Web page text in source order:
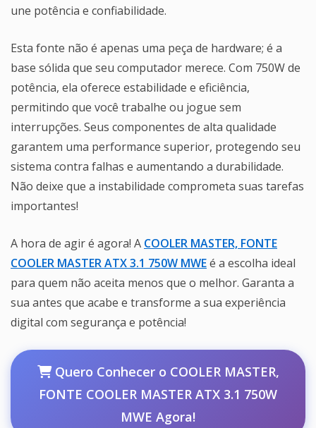
une potência e confiabilidade.
Esta fonte não é apenas uma peça de hardware; é a
base sólida que seu computador merece. Com 750W de
potência, ela oferece estabilidade e eficiência,
permitindo que você trabalhe ou jogue sem
interrupções. Seus componentes de alta qualidade
garantem uma performance superior, protegendo seu
sistema contra falhas e aumentando a durabilidade.
Não deixe que a instabilidade comprometa suas tarefas
importantes!
A hora de agir é agora! A COOLER MASTER, FONTE
COOLER MASTER ATX 3.1 750W MWEé a escolha ideal
para quem não aceita menos que o melhor. Garanta a
sua antes que acabe e transforme a sua experiência
digital com segurança e potência!
Quero Conhecer o COOLER MASTER,
FONTE COOLER MASTER ATX 3.1 750W
MWE Agora!